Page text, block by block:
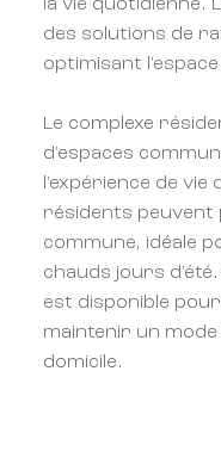
la vie
des solutions de
optimisant
Le complexe
d'espaces
l'expérience de vie
résidents peuvent
commune, idéale
chauds jours
est disponible
maintenir un
domicile.